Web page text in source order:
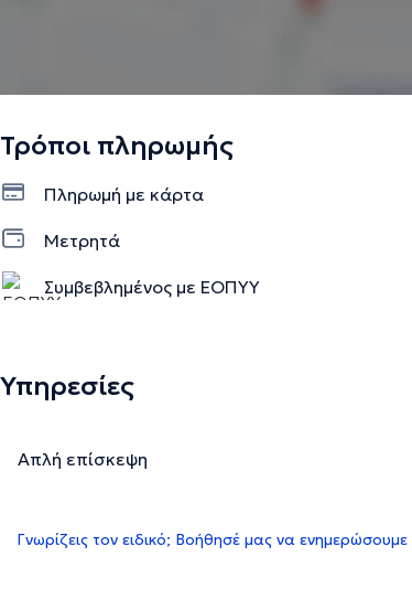
Τρόποι πληρωμής
Πληρωμή με κάρτα
Μετρητά
Συμβεβλημένος με ΕΟΠΥΥ
Υπηρεσίες
Απλή επίσκεψη
Γνωρίζεις τον ειδικό; Βοήθησέ μας να